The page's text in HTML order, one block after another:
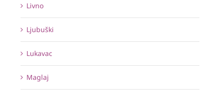
Livno
Ljubuški
Lukavac
Maglaj